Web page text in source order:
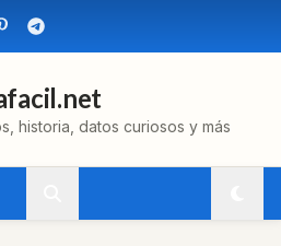
historia, datos curiosos y más